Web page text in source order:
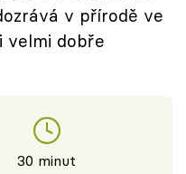
v přírodě ve
velmi dobře
30 minut